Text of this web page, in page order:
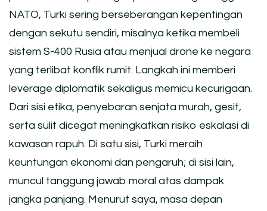
NATO, Turki sering berseberangan kepentingan
dengan sekutu sendiri, misalnya ketika membeli
sistem S-400 Rusia atau menjual drone ke negara
yang terlibat konflik rumit. Langkah ini memberi
leverage diplomatik sekaligus memicu kecurigaan.
Dari sisi etika, penyebaran senjata murah, gesit,
serta sulit dicegat meningkatkan risiko eskalasi di
kawasan rapuh. Di satu sisi, Turki meraih
keuntungan ekonomi dan pengaruh; di sisi lain,
muncul tanggung jawab moral atas dampak
jangka panjang. Menurut saya, masa depan